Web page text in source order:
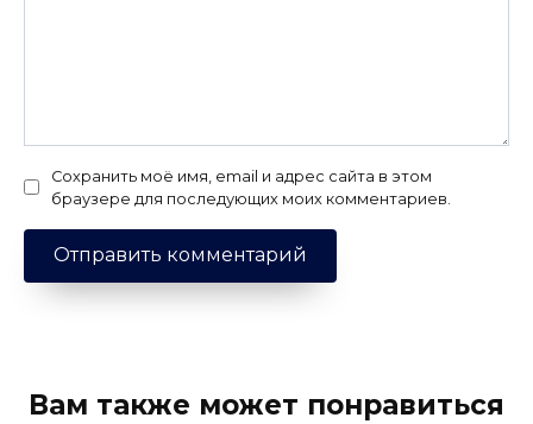
Сохранить моё имя, email и адрес сайта в этом
браузере для последующих моих комментариев.
Вам также может понравиться